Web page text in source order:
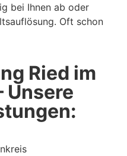
bei Ihnen ab oder
Oft schon
Ried im
Unsere